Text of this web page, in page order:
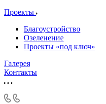
Проекты
Благоустройство
Озеленение
Проекты «под ключ»
Галерея
Контакты